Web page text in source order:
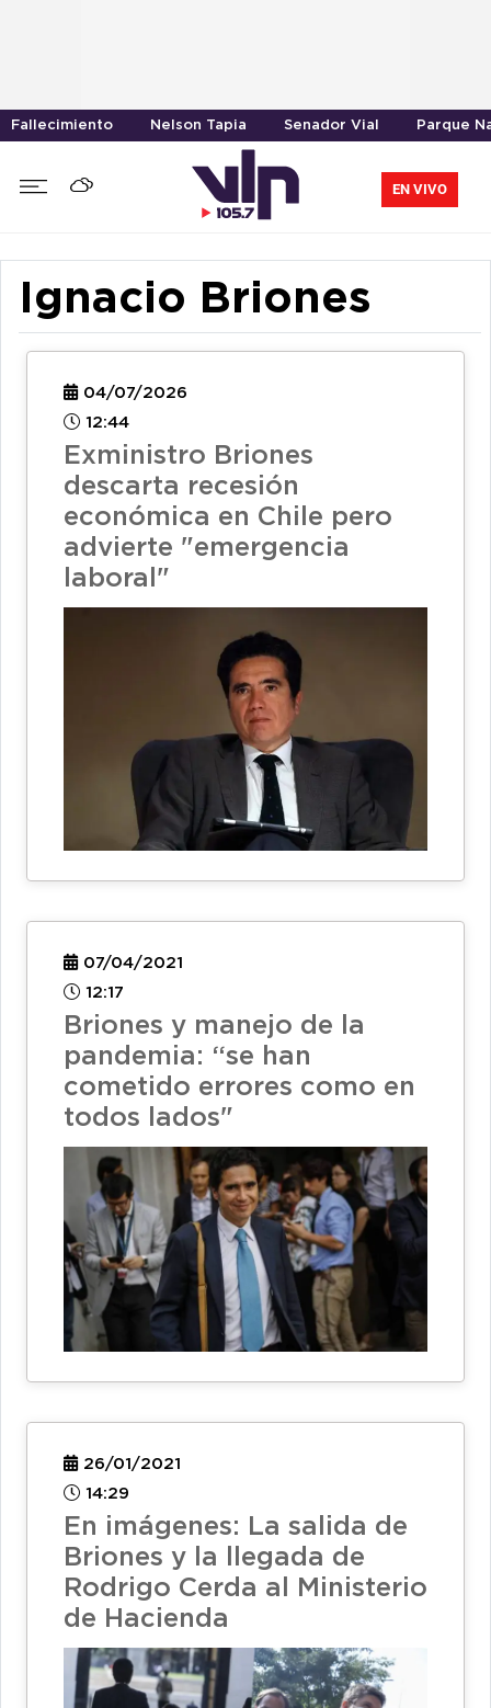
Fallecimiento Nelson Tapia Senador Vial Parque
EN VIVO
Ignacio Briones
04/07/2026
12:44
Exministro Briones
descarta recesión
económica en Chile pero
advierte "emergencia
laboral"
07/04/2021
12:17
Briones y manejo de la
pandemia: “se han
cometido errores como en
todos lados"
26/01/2021
14:29
En imágenes: La salida de
Briones y la llegada de
Rodrigo Cerda al Ministerio
de Hacienda